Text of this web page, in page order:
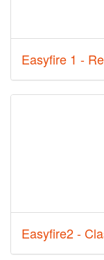
Easyfire 1 -
Easyfire2 -